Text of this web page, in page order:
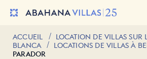
ACCUEIL
LOCATION DE VILLAS SUR
BLANCA
LOCATIONS DE VILLAS À
PARADOR